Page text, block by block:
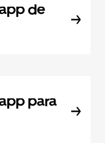
de
para